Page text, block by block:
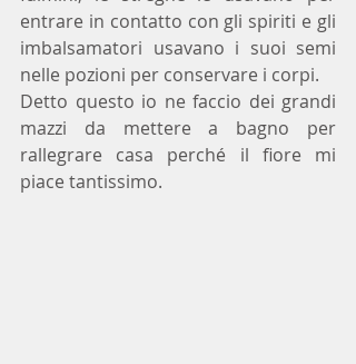
entrare in contatto con gli spiriti e gli
imbalsamatori usavano i suoi semi
nelle pozioni per conservare i corpi.
Detto questo io ne faccio dei grandi
mazzi da mettere a bagno per
rallegrare casa perché il fiore mi
piace tantissimo.